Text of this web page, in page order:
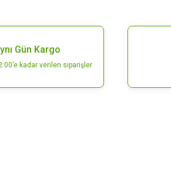
Gün Kargo
kadar verilen siparişler